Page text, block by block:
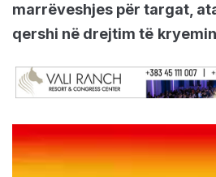
marrëveshjes për targat,
qershi në drejtim të